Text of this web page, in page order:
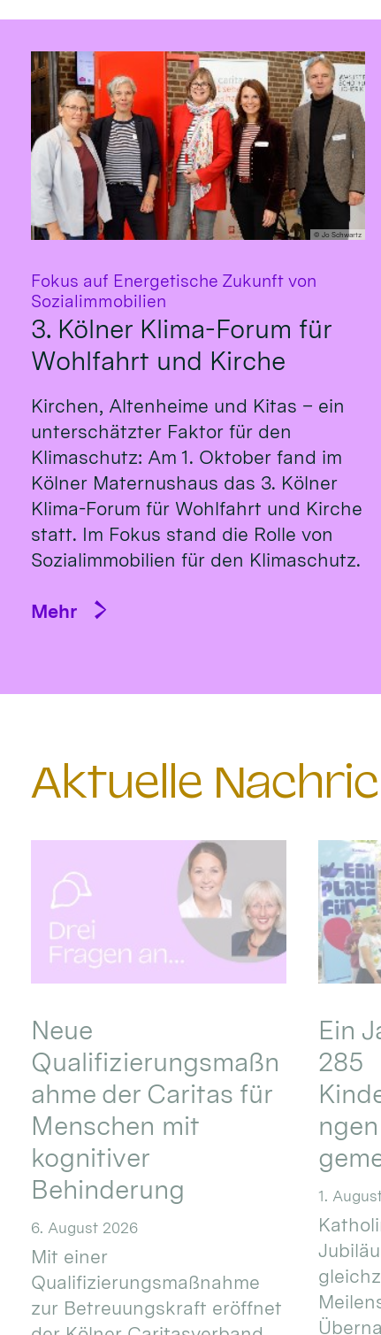
© Jo Schwartz
Fokus auf Energetische Zukunft von
Sozialimmobilien
3. Kölner Klima-Forum für
Wohlfahrt und Kirche
Kirchen, Altenheime und Kitas – ein
unterschätzter Faktor für den
Klimaschutz: Am 1. Oktober fand im
Kölner Maternushaus das 3. Kölner
Klima-Forum für Wohlfahrt und Kirche
statt. Im Fokus stand die Rolle von
Sozialimmobilien für den Klimaschutz.
Mehr
Aktuelle
Neue
Qualifizierungsmaßn
ahme der Caritas für
Menschen mit
kognitiver
Behinderung
6. August 2026
Mit einer
Qualifizierungsmaßnahme
zur Betreuungskraft eröffnet
Ein
285
1.